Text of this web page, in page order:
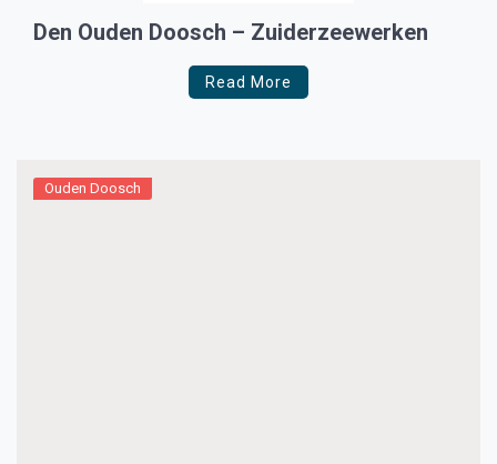
Den Ouden Doosch – Zuiderzeewerken
Read More
Ouden Doosch